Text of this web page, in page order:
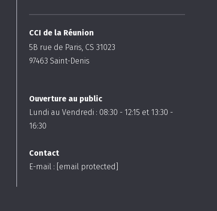
CCI de la Réunion
5B rue de Paris, CS 31023
97463 Saint-Denis
Ouverture au public
Lundi au Vendredi : 08:30 - 12:15 et 13:30 -
16:30
Contact
E-mail : [email protected]